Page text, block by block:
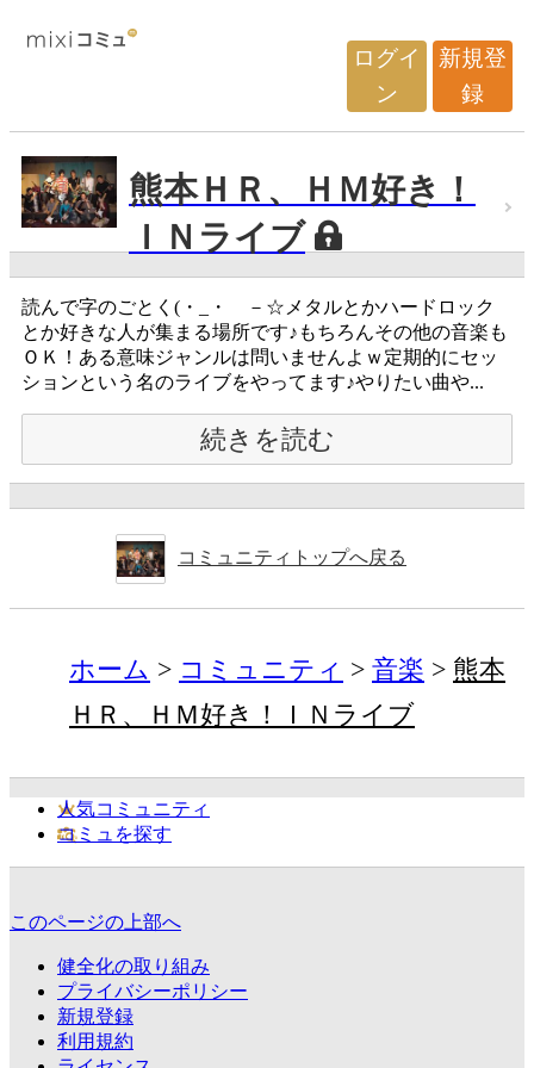
ログイ
ン
新規登
録
熊本ＨＲ、ＨＭ好き！
ＩＮライブ
読んで字のごとく(・_・ゞ－☆メタルとかハードロック
とか好きな人が集まる場所です♪もちろんその他の音楽も
ＯＫ！ある意味ジャンルは問いませんよｗ定期的にセッ
ションという名のライブをやってます♪やりたい曲や...
続きを読む
コミュニティトップへ戻る
ホーム コミュニティ 音楽
熊本
ＨＲ、ＨＭ好き！ＩＮライブ
人気コミュニティ
コミュを探す
このページの上部へ
健全化の取り組み
プライバシーポリシー
新規登録
利用規約